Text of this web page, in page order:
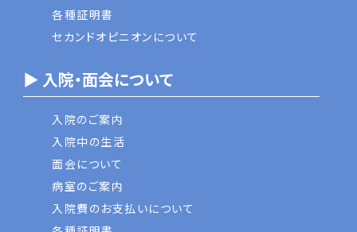
各種証明書
セカンドオピニオンについて
▶ 入院・面会について
入院のご案内
入院中の生活
面会について
病室のご案内
入院費のお支払いについて